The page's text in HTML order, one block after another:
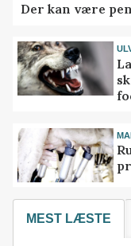
Der kan være
MEST LÆSTE